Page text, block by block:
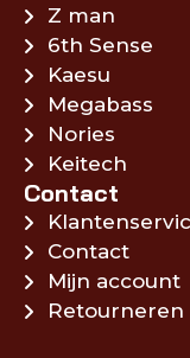
Z man
6th Sense
Kaesu
Megabass
Nories
Keitech
Contact
Contact
Mijn account